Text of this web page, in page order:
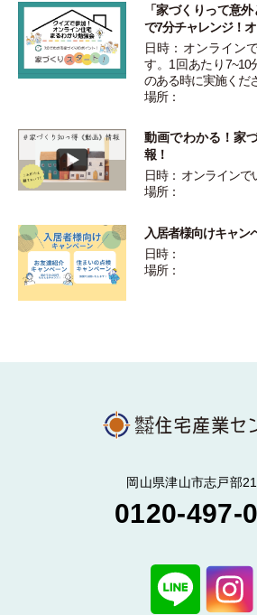
「家づくりって意
で7分チャレンジ！
日時：オンライン
す。1回あたり7~10
のある時に実施くだ
場所：
動画でわかる！家
報！
日時： オンラインで
場所：
入居者様向けキャン
日時：
場所：
岡山県津山市志戸部
0120-497-